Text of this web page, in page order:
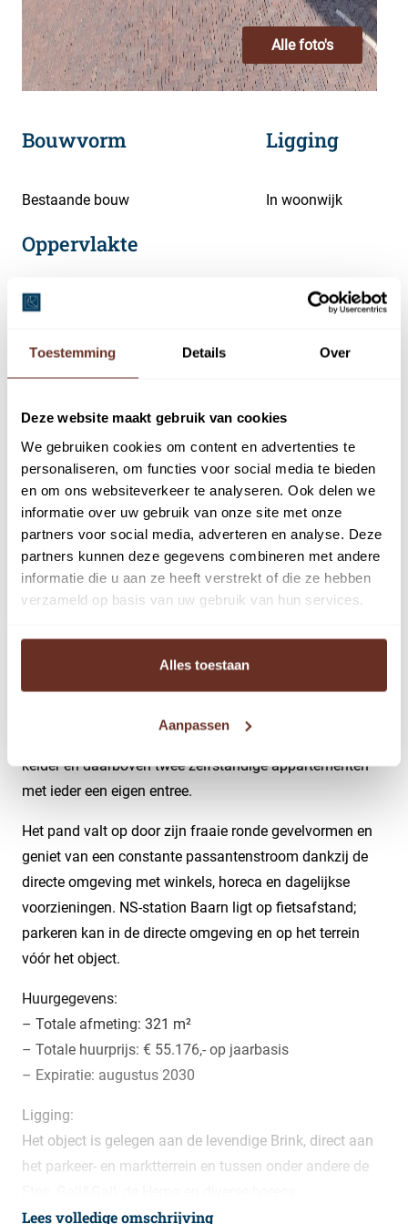
Toestemming Details Over
Deze website maakt gebruik van cookies
We gebruiken cookies om content en advertenties te
personaliseren, om functies voor social media te bieden
en om ons websiteverkeer te analyseren. Ook delen we
informatie over uw gebruik van onze site met onze
partners voor social media, adverteren en analyse. Deze
partners kunnen deze gegevens combineren met andere
informatie die u aan ze heeft verstrekt of die ze hebben
verzameld op basis van uw gebruik van hun services.
Alles toestaan
Aanpassen
Alle foto's
Bouwvorm
Bestaande bouw
Ligging
In woonwijk
Oppervlakte
321 m
Huuropbrengst per jaar
n.v.t
Hoofdbestemming
Belegging
Op een prominente zichtlocatie aan de Brink in het
levendige hart van Baarn bieden wij een karakteristiek
kelder en daarboven twee zelfstandige appartementen
met ieder een eigen entree.
Het pand valt op door zijn fraaie ronde gevelvormen en
geniet van een constante passantenstroom dankzij de
directe omgeving met winkels, horeca en dagelijkse
voorzieningen. NS-station Baarn ligt op fietsafstand;
parkeren kan in de directe omgeving en op het terrein
vóór het object.
Huurgegevens:
– Totale afmeting: 321 m²
– Totale huurprijs: € 55.176,- op jaarbasis
– Expiratie: augustus 2030
Ligging:
Het object is gelegen aan de levendige Brink, direct aan
het parkeer- en marktterrein en tussen onder andere de
gelegenheden. Door de hoekligging op de bekende t-
Lees volledige omschrijving